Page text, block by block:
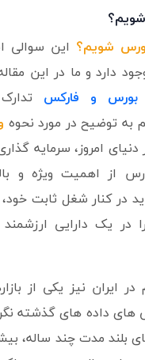
بورس شویم؟ این سوالی
دارد و ما در این
بورس و فارکس
توضیح در مورد نحوه
دنیای امروز، سرمایه
از اهمیت ویژه و
در کنار شغل ثابت خود،
در یک دارایی ارزشمند
ایران نیز یکی از
داده های گذشته
بلند مدت چند ساله،